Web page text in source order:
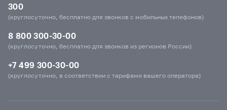
300
(круглосуточно, бесплатно для звонков с мобильных телефонов)
8 800 300-30-00
(круглосуточно, бесплатно для звонков из регионов России)
+7 499 300-30-00
(круглосуточно, в соответствии с тарифами вашего оператора)